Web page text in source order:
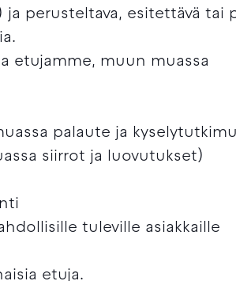
perusteltava, esitettävä tai
etujamme, muun muassa
palaute ja
siirrot ja luovutukset)
tuleville asiakkaille
etuja.